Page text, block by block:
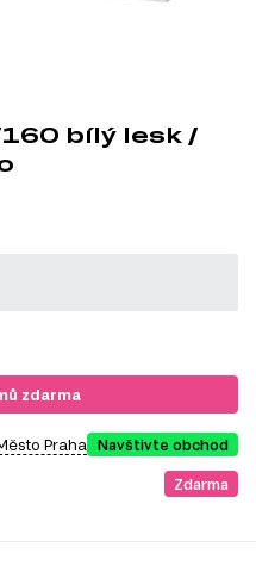
bílý lesk /
zdarma
Praha Navštivte obchod
Zdarma